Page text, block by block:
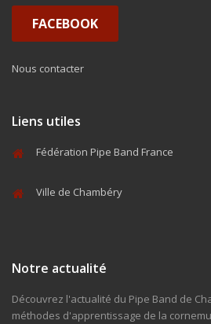
FACEBOOK
Nous contacter
Liens utiles
Fédération Pipe Band France
Ville de Chambéry
Notre actualité
Découvrez l'actualité du Pipe Band de
méthodes d'apprentissage de la